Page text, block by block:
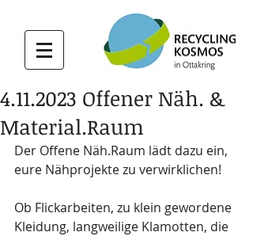
4.11.2023 Offener Näh. &
Material.Raum
Der Offene Näh.Raum lädt dazu ein,
eure Nähprojekte zu verwirklichen!
Ob Flickarbeiten, zu klein gewordene
Kleidung, langweilige Klamotten, die